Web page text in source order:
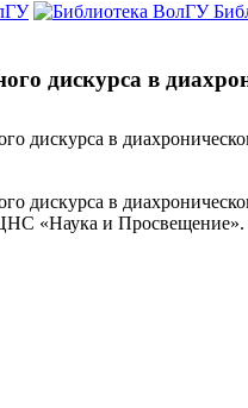
дискурса в
дискурса в
дискурса в
«Наука и Просвещение».